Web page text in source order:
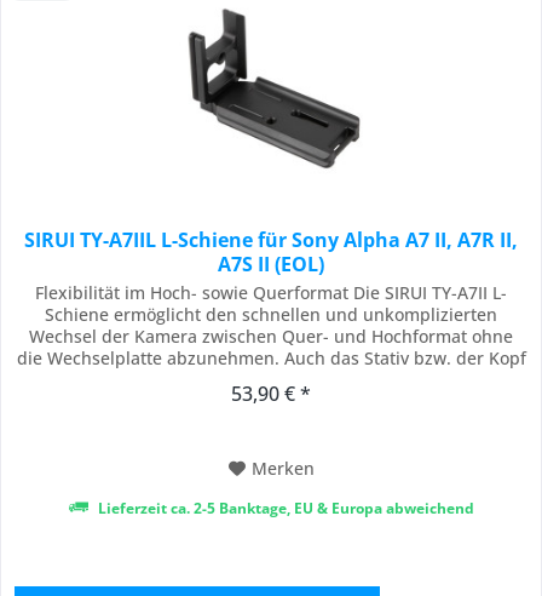
SIRUI TY-A7IIL L-Schiene für Sony Alpha A7 II, A7R II,
A7S II (EOL)
Flexibilität im Hoch- sowie Querformat Die SIRUI TY-A7II L-
Schiene ermöglicht den schnellen und unkomplizierten
Wechsel der Kamera zwischen Quer- und Hochformat ohne
die Wechselplatte abzunehmen. Auch das Stativ bzw. der Kopf
exakt für die Kamera gefertigt und schmiegt sich perfekt der
53,90 € *
Merken
Lieferzeit ca. 2-5 Banktage, EU & Europa abweichend